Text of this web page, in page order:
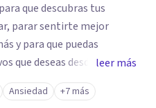
que descubras tus
parar sentirte mejor
y para que puedas
que deseas desde hace
llevarlos a cabo. La
al 50% y servirá para
leer más
Ansiedad +7 más